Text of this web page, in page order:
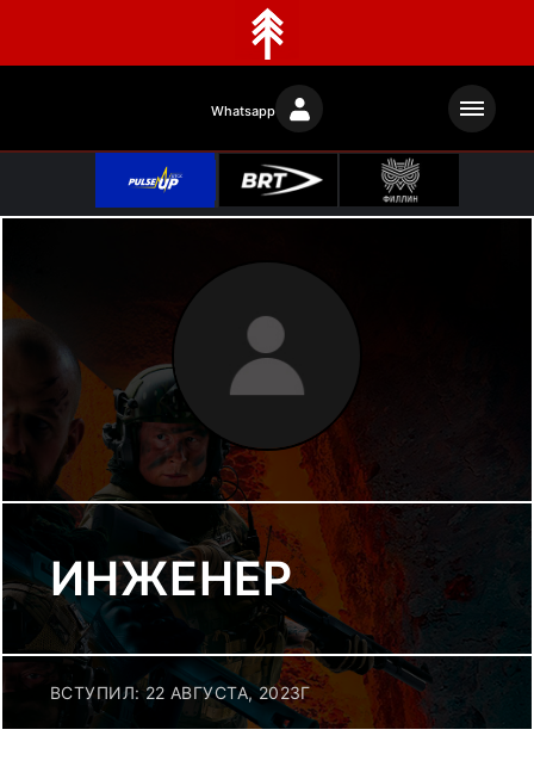
Whatsapp
ИНЖЕНЕР
ВСТУПИЛ: 22 АВГУСТА, 2023Г